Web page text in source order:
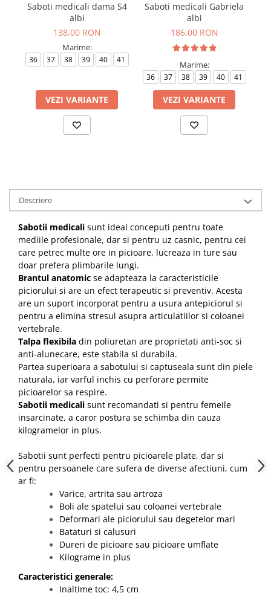
Saboti medicali dama S4
albi
138,00 RON
Marime:
36 37 38 39 40 41
VEZI VARIANTE
Saboti medicali Gabriela
albi
186,00 RON
Marime:
36 37 38 39 40 41
VEZI VARIANTE
Descriere
Sabotii medicali sunt ideal conceputi pentru toate
mediile profesionale, dar si pentru uz casnic, pentru cei
care petrec multe ore in picioare, lucreaza in ture sau
doar prefera plimbarile lungi.
Brantul anatomic se adapteaza la caracteristicile
piciorului si are un efect terapeutic si preventiv. Acesta
are un suport incorporat pentru a usura antepiciorul si
pentru a elimina stresul asupra articulatiilor si coloanei
vertebrale.
Talpa flexibila din poliuretan are proprietati anti-soc si
anti-alunecare, este stabila si durabila.
Partea superioara a sabotului si captuseala sunt din piele
naturala, iar varful inchis cu perforare permite
picioarelor sa respire.
Sabotii medicali sunt recomandati si pentru femeile
insarcinate, a caror postura se schimba din cauza
kilogramelor in plus.
Sabotii sunt perfecti pentru picioarele plate, dar si
pentru persoanele care sufera de diverse afectiuni, cum
ar fi:
Varice, artrita sau artroza
Boli ale spatelui sau coloanei vertebrale
Deformari ale piciorului sau degetelor mari
Bataturi si calusuri
Dureri de picioare sau picioare umflate
Kilograme in plus
Caracteristici generale:
Inaltime toc: 4,5 cm